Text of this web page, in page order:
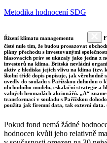
Metodika hodnocení SDG
Řízení klimatu managementu
čisté nule tím, že budou prosazovat
plány přechodu s investovanými
hlasovacích práv se ukázaly jako jedna z
investorů na klima. Britská nevládní
aktiv z hlediska jejich vlivu na klima (tzv.
školní třídě dopis popisuje, jak věrohodně
uvedly do souladu s Pařížskou dohodou
obchodního modelu, eskalační strategie a
valných hromadách akcionářů. „A“
transformaci v souladu s Pařížskou
použita jak firemní data, tak externí
Pokud fond nemá žádné
hodnocen kvůli jeho relativně